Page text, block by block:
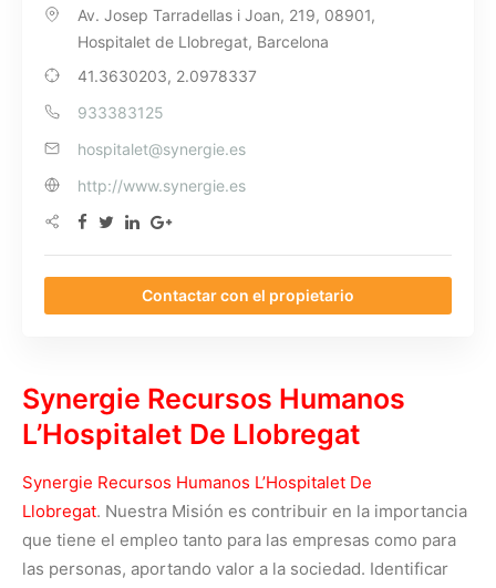
Av. Josep Tarradellas i Joan, 219, 08901,
Hospitalet de Llobregat, Barcelona
41.3630203, 2.0978337
933383125
hospitalet@synergie.es
http://www.synergie.es
Contactar con el propietario
Synergie Recursos Humanos
L’Hospitalet De Llobregat
Synergie Recursos Humanos L’Hospitalet De
Llobregat. Nuestra Misión es contribuir en la importancia
que tiene el empleo tanto para las empresas como para
las personas, aportando valor a la sociedad. Identificar